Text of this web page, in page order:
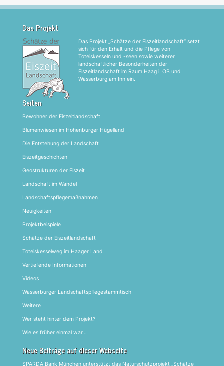
Das Projekt
Das Projekt „Schätze der Eiszeitlandschaft“ setzt
sich für den Erhalt und die Pflege von
Toteiskesseln und -seen sowie weiterer
landschaftlicher Besonderheiten der
Eiszeitlandschaft im Raum Haag i. OB und
Wasserburg am Inn ein.
Seiten
Bewohner der Eiszeitlandschaft
Blumenwiesen im Hohenburger Hügelland
Die Entstehung der Landschaft
Eiszeitgeschichten
Geostrukturen der Eiszeit
Landschaft im Wandel
Landschaftspflegemaßnahmen
Neuigkeiten
Projektbeispiele
Schätze der Eiszeitlandschaft
Toteiskesselweg im Haager Land
Vertiefende Informationen
Videos
Wasserburger Landschaftspflegestammtisch
Weitere
Wer steht hinter dem Projekt?
Wie es früher einmal war…
Neue Beiträge auf dieser Webseite
SPARDA Bank München unterstützt das Naturschutzprojekt „Schätze